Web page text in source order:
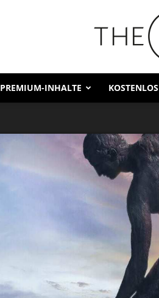
PREMIUM-INHALTE KOSTENLOS